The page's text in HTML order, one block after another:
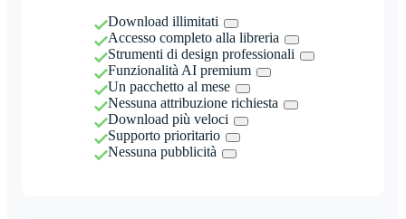
Download illimitati
Accesso completo alla libreria
Strumenti di design professionali
Funzionalità AI premium
Un pacchetto al mese
Nessuna attribuzione richiesta
Download più veloci
Supporto prioritario
Nessuna pubblicità